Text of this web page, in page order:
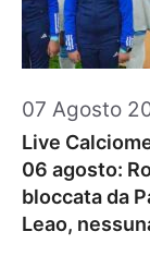
07 Agosto
Live
06 agosto:
bloccata da
Leao,